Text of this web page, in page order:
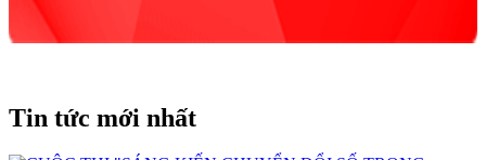
Tin tức mới nhất